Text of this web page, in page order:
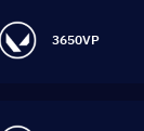
3650VP